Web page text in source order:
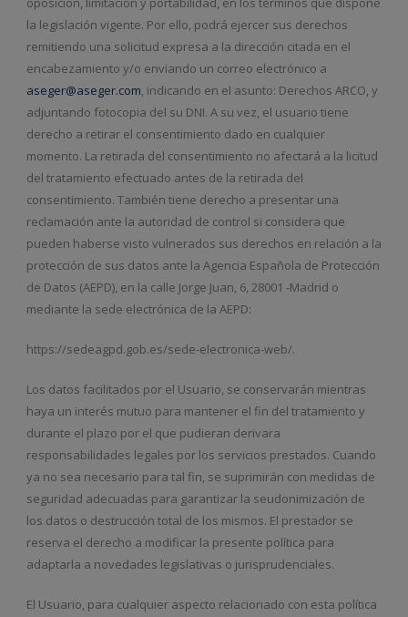
la legislación vigente. Por ello, podrá ejercer sus derechos
remitiendo una solicitud expresa a la dirección citada en el
encabezamiento y/o enviando un correo electrónico a
aseger@aseger.com, indicando en el asunto: Derechos ARCO, y
adjuntando fotocopia del su DNI. A su vez, el usuario tiene
derecho a retirar el consentimiento dado en cualquier
momento. La retirada del consentimiento no afectará a la licitud
del tratamiento efectuado antes de la retirada del
consentimiento. También tiene derecho a presentar una
reclamación ante la autoridad de control si considera que
pueden haberse visto vulnerados sus derechos en relación a la
protección de sus datos ante la Agencia Española de Protección
de Datos (AEPD), en la calle Jorge Juan, 6, 28001 -Madrid o
mediante la sede electrónica de la AEPD:
https://sedeagpd.gob.es/sede-electronica-web/.
Los datos facilitados por el Usuario, se conservarán mientras
haya un interés mutuo para mantener el fin del tratamiento y
durante el plazo por el que pudieran derivara
responsabilidades legales por los servicios prestados. Cuando
ya no sea necesario para tal fin, se suprimirán con medidas de
seguridad adecuadas para garantizar la seudonimización de
los datos o destrucción total de los mismos. El prestador se
reserva el derecho a modificar la presente política para
adaptarla a novedades legislativas o jurisprudenciales.
El Usuario, para cualquier aspecto relacionado con esta política